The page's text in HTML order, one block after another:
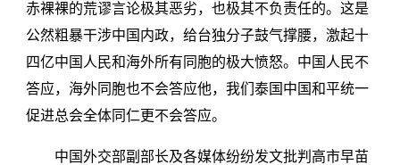
赤裸裸的荒谬言论极其恶劣，也极其不负责任的。这是
公然粗暴干涉中国内政，给台独分子鼓气撑腰，激起十
四亿中国人民和海外所有同胞的极大愤怒。中国人民不
答应，海外同胞也不会答应他，我们泰国中国和平统一
促进总会全体同仁更不会答应。
中国外交部副部长及各媒体纷纷发文批判高市早苗